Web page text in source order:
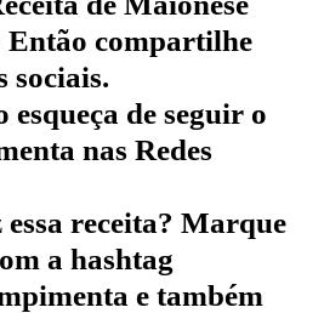
Então compartilhe
sociais.
esqueça de seguir o
nas Redes
receita? Marque
a hashtag
e também